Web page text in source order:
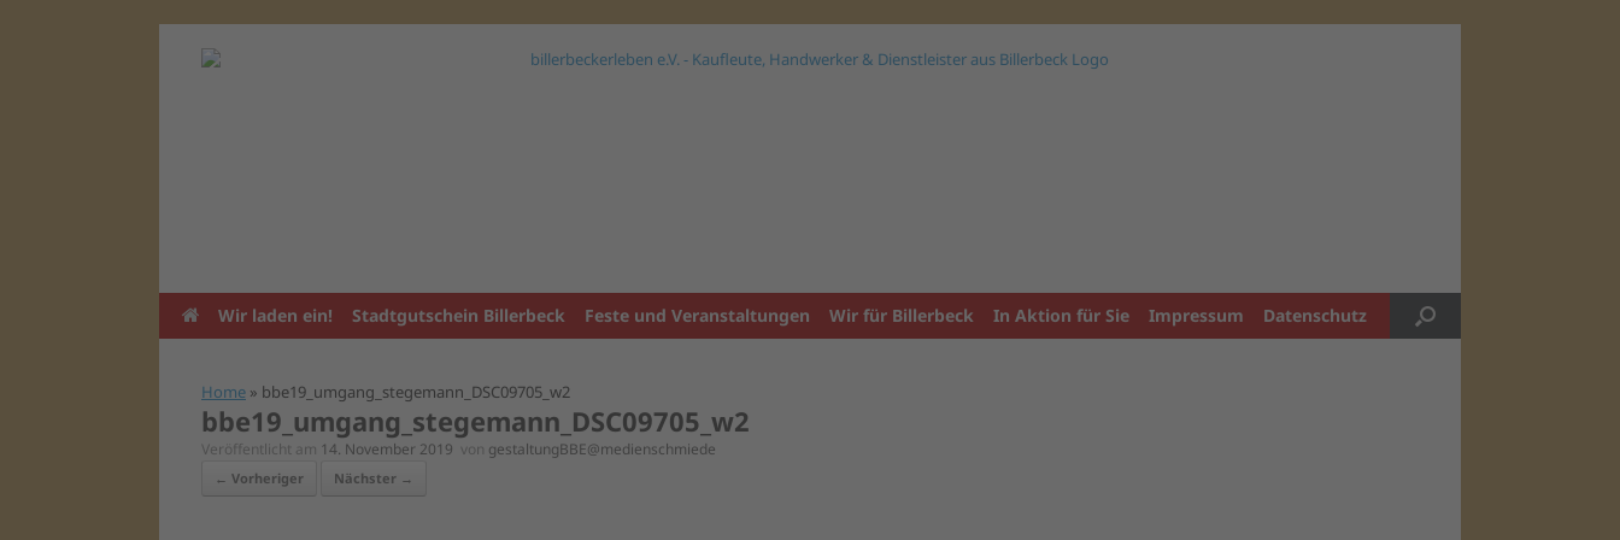
Wir laden ein! Stadtgutschein Billerbeck Feste und Veranstaltungen Wir für Billerbeck In Aktion für Sie Impressum Datenschutz
Home » bbe19_umgang_stegemann_DSC09705_w2
bbe19_umgang_stegemann_DSC09705_w2
Veröffentlicht am 14. November 2019 von gestaltungBBE@medienschmiede
← Vorheriger Nächster →